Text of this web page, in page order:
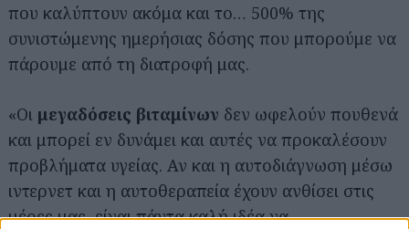
που καλύπτουν ακόμα και το… 500% της
συνιστώμενης ημερήσιας δόσης που μπορούμε να
πάρουμε από τη διατροφή μας.
«Οι μεγαδόσεις βιταμίνων δεν ωφελούν πουθενά
και μπορεί εν δυνάμει και αυτές να προκαλέσουν
προβλήματα υγείας. Αν και η αυτοδιάγνωση μέσω
ιντερνετ και η αυτοθεραπεία έχουν ανθίσει στις
μέρες μας, είναι πάντα καλή ιδέα να
Αναζήτηση
για...